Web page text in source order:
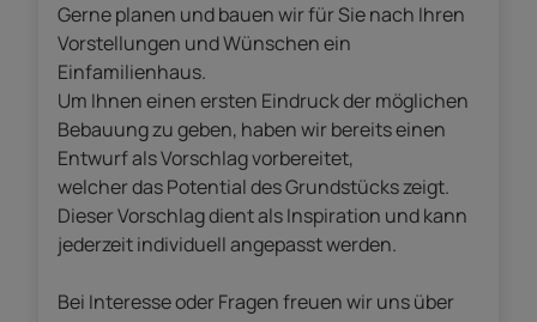
Gerne planen und bauen wir für Sie nach Ihren
Vorstellungen und Wünschen ein
Einfamilienhaus.
Um Ihnen einen ersten Eindruck der möglichen
Bebauung zu geben, haben wir bereits einen
Entwurf als Vorschlag vorbereitet,
welcher das Potential des Grundstücks zeigt.
Dieser Vorschlag dient als Inspiration und kann
jederzeit individuell angepasst werden.
Bei Interesse oder Fragen freuen wir uns über